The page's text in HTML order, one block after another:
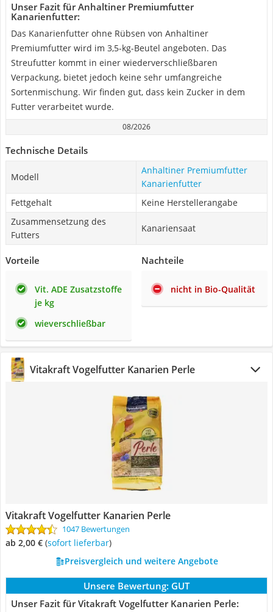
Unser Fazit für Anhaltiner Premiumfutter
Kanarienfutter:
Das Kanarienfutter ohne Rübsen von Anhaltiner
Premiumfutter wird im 3,5-kg-Beutel angeboten. Das
Streufutter kommt in einer wiederverschließbaren
Verpackung, bietet jedoch keine sehr umfangreiche
Sortenmischung. Wir finden gut, dass kein Zucker in dem
Futter verarbeitet wurde.
08/2026
Technische Details
Modell
Anhaltiner Premiumfutter
Kanarienfutter
Fettgehalt
Keine Herstellerangabe
Zusammensetzung des
Futters
Kanariensaat
Vorteile
Vit. ADE Zusatzstoffe
je kg
wieverschließbar
Nachteile
nicht in Bio-Qualität
Vitakraft Vogelfutter Kanarien Perle
Vitakraft Vogelfutter Kanarien Perle
1047 Bewertungen
ab 2,00 € ( Sofort lieferbar)
Preisvergleich und weitere Angebote
Unsere Bewertung: GUT
Unser Fazit für Vitakraft Vogelfutter Kanarien Perle: